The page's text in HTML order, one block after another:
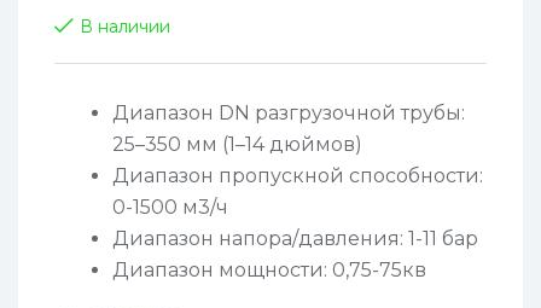
В наличии
Диапазон DN разгрузочной трубы:
25–350 мм (1–14 дюймов)
Диапазон пропускной способности:
0-1500 м3/ч
Диапазон напора/давления: 1-11 бар
Диапазон мощности: 0,75-75кв